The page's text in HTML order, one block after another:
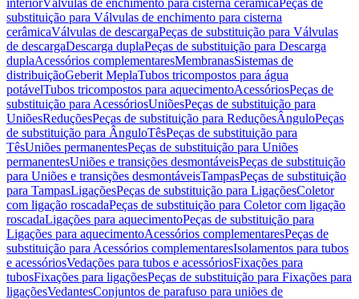
interiorVálvulas de enchimento para cisterna cerâmicaPeças de
substituição para Válvulas de enchimento para cisterna
cerâmicaVálvulas de descargaPeças de substituição para Válvulas
de descargaDescarga duplaPeças de substituição para Descarga
duplaAcessórios complementaresMembranasSistemas de
distribuiçãoGeberit MeplaTubos tricompostos para água
potávelTubos tricompostos para aquecimentoAcessóriosPeças de
substituição para AcessóriosUniõesPeças de substituição para
UniõesReduçõesPeças de substituição para ReduçõesÂnguloPeças
de substituição para ÂnguloTêsPeças de substituição para
TêsUniões permanentesPeças de substituição para Uniões
permanentesUniões e transições desmontáveisPeças de substituição
para Uniões e transições desmontáveisTampasPeças de substituição
para TampasLigaçõesPeças de substituição para LigaçõesColetor
com ligação roscadaPeças de substituição para Coletor com ligação
roscadaLigações para aquecimentoPeças de substituição para
Ligações para aquecimentoAcessórios complementaresPeças de
substituição para Acessórios complementaresIsolamentos para tubos
e acessóriosVedações para tubos e acessóriosFixações para
tubosFixações para ligaçõesPeças de substituição para Fixações para
ligaçõesVedantesConjuntos de parafuso para uniões de